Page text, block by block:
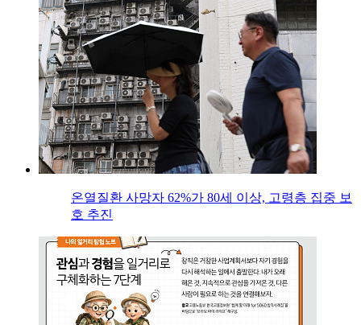
온열질환 사망자 62%가 80세 이상, 고령층 집중 보
호 추진